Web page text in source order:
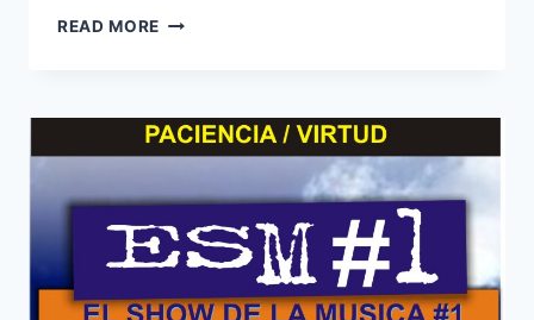
READ MORE 10
SABER
TODO